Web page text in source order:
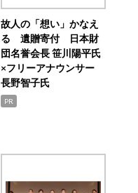
故人の「想い」かなえ
る 遺贈寄付 日本財
団名誉会長 笹川陽平氏
×フリーアナウンサー
長野智子氏
PR